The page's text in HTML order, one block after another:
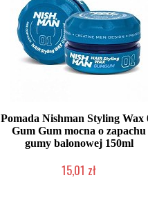
Pomada Nishman Styling Wax
Gum Gum mocna o zapachu
gumy balonowej 150ml
15,01 zł